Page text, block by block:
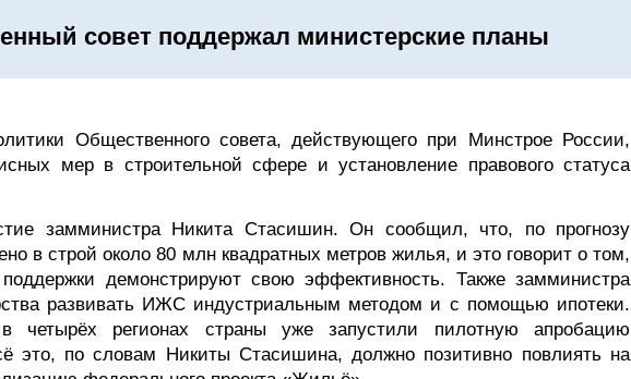
совет поддержал министерские планы
Общественного совета, действующего при Минстрое России,
мер в строительной сфере и установление правового статуса
замминистра Никита Стасишин. Он сообщил, что, по прогнозу
в строй около 80 млн квадратных метров жилья, и это говорит о том,
демонстрируют свою эффективность. Также замминистра
развивать ИЖС индустриальным методом и с помощью ипотеки.
регионах страны уже запустили пилотную апробацию
это, по словам Никиты Стасишина, должно позитивно повлиять на